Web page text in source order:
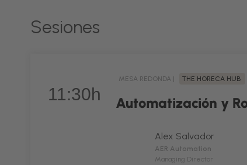
Sesiones
11:30h
MESA REDONDA | THE HORECA HUB
Automatización y
Alex Salvador
AER Automation
Managing Director